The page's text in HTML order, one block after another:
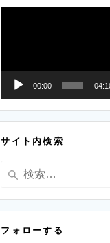
ー
00:00
サイト内検索
検
フォローする